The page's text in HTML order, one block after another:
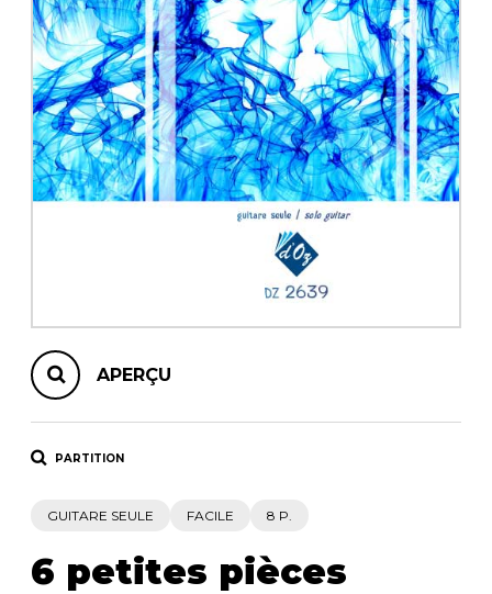
AUTRES PRODUITS
APERÇU
PARTITION
GUITARE SEULE FACILE 8 P.
6 petites pièces